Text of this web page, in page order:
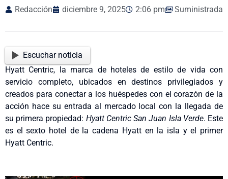
Redacción diciembre 9, 2025 2:06 pm Suministrada
Escuchar noticia
Hyatt Centric, la marca de hoteles de estilo de vida con
servicio completo, ubicados en destinos privilegiados y
creados para conectar a los huéspedes con el corazón de la
acción hace su entrada al mercado local con la llegada de
su primera propiedad: Hyatt Centric San Juan Isla Verde. Este
es el sexto hotel de la cadena Hyatt en la isla y el primer
Hyatt Centric.